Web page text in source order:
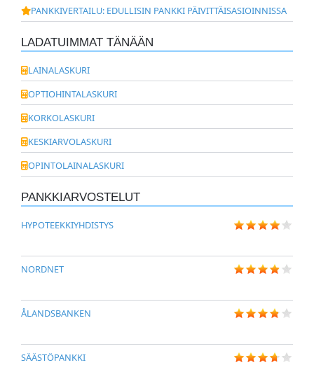
PANKKIVERTAILU: EDULLISIN PANKKI PÄIVITTÄISASIOINNISSA
LADATUIMMAT TÄNÄÄN
LAINALASKURI
OPTIOHINTALASKURI
KORKOLASKURI
KESKIARVOLASKURI
OPINTOLAINALASKURI
PANKKIARVOSTELUT
HYPOTEEKKIYHDISTYS
NORDNET
ÅLANDSBANKEN
SÄÄSTÖPANKKI